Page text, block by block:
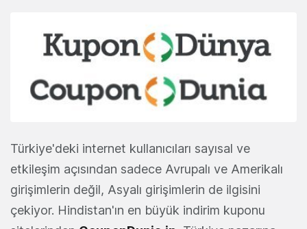
Türkiye'deki internet kullanıcıları sayısal ve
etkileşim açısından sadece Avrupalı ve Amerikalı
girişimlerin değil, Asyalı girişimlerin de ilgisini
çekiyor. Hindistan'ın en büyük indirim kuponu